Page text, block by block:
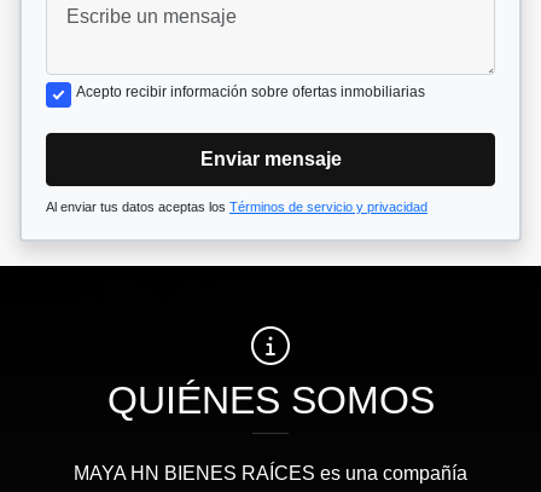
Acepto recibir información sobre ofertas inmobiliarias
Enviar mensaje
Al enviar tus datos aceptas los Términos de servicio y privacidad
QUIÉNES SOMOS
MAYA HN BIENES RAÍCES​ es una compañía